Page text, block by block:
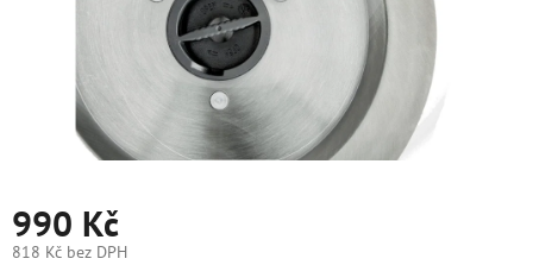
990 Kč
818 Kč bez DPH